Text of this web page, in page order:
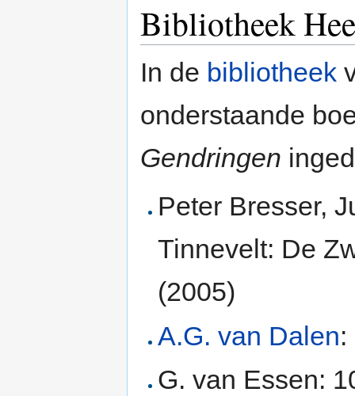
Bibliotheek
In de bibliotheek
onderstaande
Gendringen
Peter Bresser,
Tinnevelt: De
(2005)
A.G. van Dalen
G. van Essen: